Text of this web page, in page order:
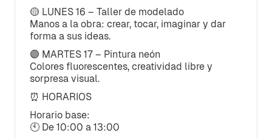
🟡 LUNES 16 – Taller de modelado
Manos a la obra: crear, tocar, imaginar y dar
forma a sus ideas.
🟣 MARTES 17 – Pintura neón
Colores fluorescentes, creatividad libre y
sorpresa visual.
⏰ HORARIOS
Horario base:
🕙 De 10:00 a 13:00